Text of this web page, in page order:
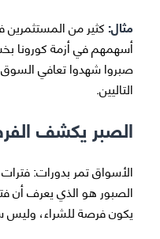
مثال: كثير من
أسهمهم في أزمة كورونا
صبروا شهدوا تعافي السوق
التاليين.
الصبر يكشف
الأسواق تمر بدورات:
الصبور هو الذي يعرف أن
يكون فرصة للشراء، وليس